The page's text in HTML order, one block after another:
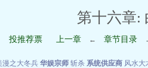
第十六章:
投推荐票 上一章 ← 章节目录
漫之大冬兵 华娱宗师 斩杀 系统供应商 风水大